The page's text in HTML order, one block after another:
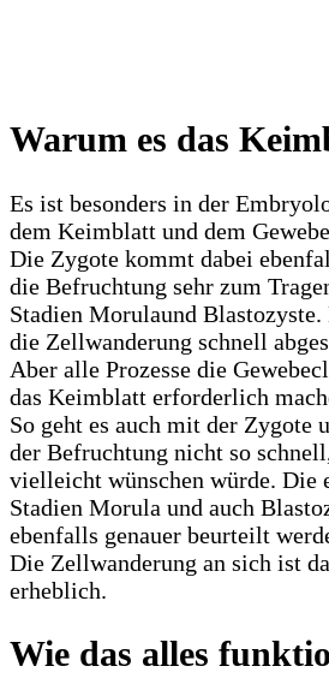
Warum es das
Es ist besonders in der
dem Keimblatt und dem
Die Zygote kommt dabei
die Befruchtung sehr zum
Stadien Morulaund Blastozyste.
die Zellwanderung schnell
Aber alle Prozesse die
das Keimblatt erforderlich
So geht es auch mit der Zygote
der Befruchtung nicht so
vielleicht wünschen würde. Die
Stadien Morula und auch
ebenfalls genauer beurteilt
Die Zellwanderung an sich ist
erheblich.
Wie das alles